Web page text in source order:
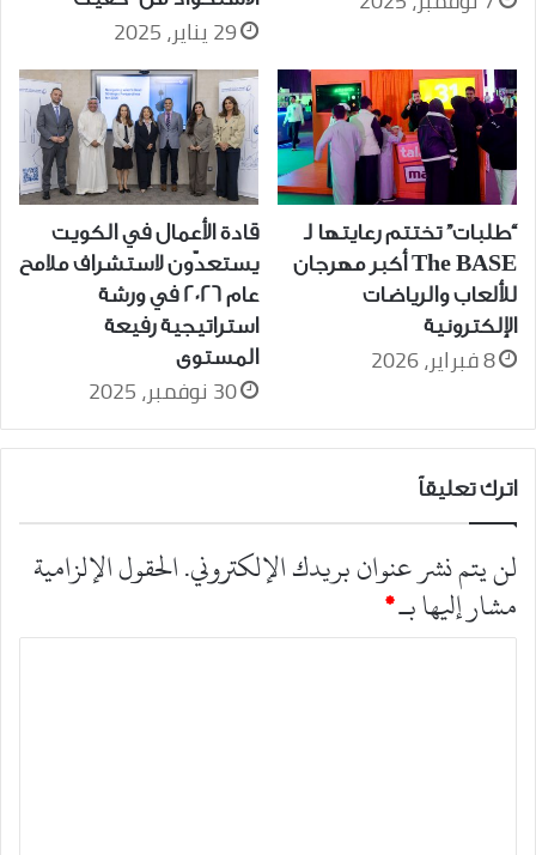
29 يناير، 2025
“طلبات” تختتم رعايتها لـ
The BASE أكبر مهرجان
للألعاب والرياضات
الإلكترونية
8 فبراير، 2026
قادة الأعمال في الكويت
يستعدّون لاستشراف ملامح
عام 2026 في ورشة
استراتيجية رفيعة
المستوى
30 نوفمبر، 2025
اترك تعليقاً
لن يتم نشر عنوان بريدك الإلكتروني.الحقول الإلزامية
مشار إليها بـ*
ا